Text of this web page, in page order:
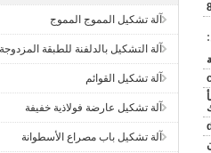
آلة تشكيل المموج المموج
آلة التشكيل بالدلفنة للطبقة المزدوجة
آلة تشكيل القوائم
آلة تشكيل عارضة فولاذية خفيفة
آلة تشكيل باب مصراع الأسطوانة